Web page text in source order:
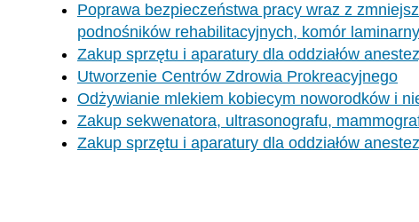
Poprawa bezpieczeństwa pracy wraz z
podnośników rehabilitacyjnych, komór
Zakup sprzętu i aparatury dla oddziałów
Utworzenie Centrów Zdrowia Prokreacyjnego
Odżywianie mlekiem kobiecym noworodków i
Zakup sekwenatora, ultrasonografu,
Zakup sprzętu i aparatury dla oddziałów